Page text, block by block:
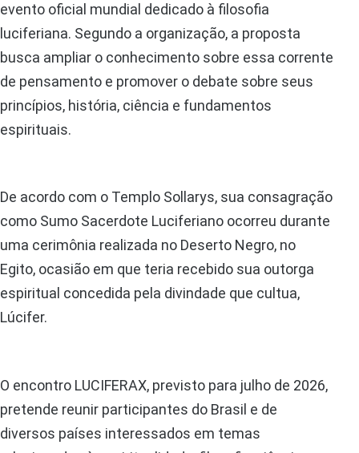
evento oficial mundial dedicado à filosofia
luciferiana. Segundo a organização, a proposta
busca ampliar o conhecimento sobre essa corrente
de pensamento e promover o debate sobre seus
princípios, história, ciência e fundamentos
espirituais.
De acordo com o Templo Sollarys, sua consagração
como Sumo Sacerdote Luciferiano ocorreu durante
uma cerimônia realizada no Deserto Negro, no
Egito, ocasião em que teria recebido sua outorga
espiritual concedida pela divindade que cultua,
Lúcifer.
O encontro LUCIFERAX, previsto para julho de 2026,
pretende reunir participantes do Brasil e de
diversos países interessados em temas